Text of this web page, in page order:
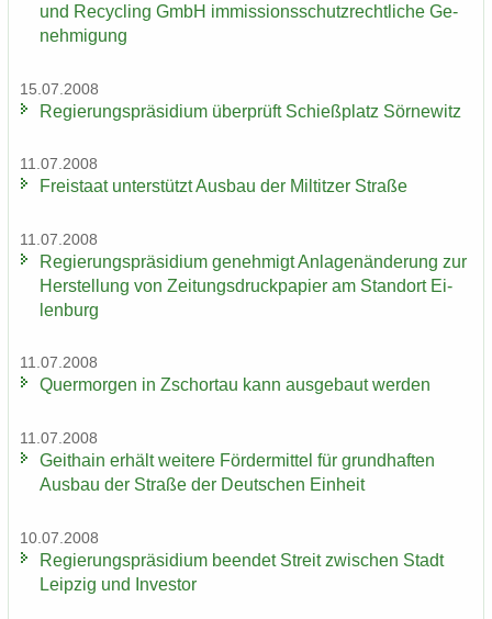
und Re­cy­cling GmbH im­mis­si­ons­schutz­recht­li­che Ge­
neh­mi­gung
15.07.2008
Re­gie­rungs­prä­si­di­um über­prüft Schieß­platz Sör­ne­witz
11.07.2008
Frei­staat un­ter­stützt Aus­bau der Mil­tit­zer Stra­ße
11.07.2008
Re­gie­rungs­prä­si­di­um ge­neh­migt An­la­gen­än­de­rung zur
Her­stel­lung von Zei­tungs­druck­pa­pier am Stand­ort Ei­
len­burg
11.07.2008
Quer­mor­gen in Zschor­tau kann aus­ge­baut wer­den
11.07.2008
Geit­hain er­hält wei­te­re För­der­mit­tel für grund­haf­ten
Aus­bau der Stra­ße der Deut­schen Ein­heit
10.07.2008
Re­gie­rungs­prä­si­di­um be­en­det Streit zwi­schen Stadt
Leip­zig und In­ves­tor